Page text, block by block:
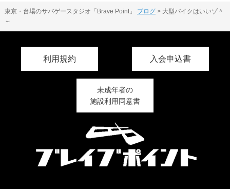
東京・台場のサバゲースタジオ「Brave Point」 ブログ> 大型バイクはいいゾ＾
～
利用規約 入会申込書
未成年者の
施設利用同意書